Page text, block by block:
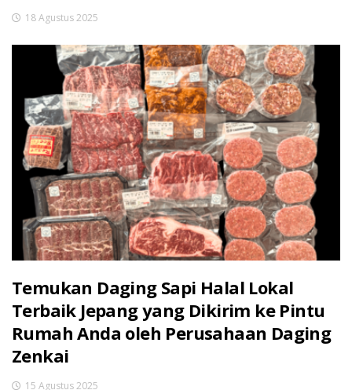
18 Agustus 2025
Temukan Daging Sapi Halal Lokal
Terbaik Jepang yang Dikirim ke Pintu
Rumah Anda oleh Perusahaan Daging
Zenkai
15 Agustus 2025